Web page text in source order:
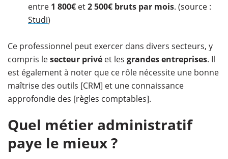
entre 1 800€ et2 500€ bruts par mois. (source :
Studi)
Ce professionnel peut exercer dans divers secteurs, y
compris lesecteur privé et les grandes entreprises. Il
est également à noter que ce rôle nécessite une bonne
maîtrise des outils [CRM] et une connaissance
approfondie des [règles comptables].
Quel métier administratif
paye le mieux ?